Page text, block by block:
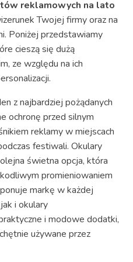
reklamowych na lato
Twojej firmy oraz na
Poniżej przedstawiamy
cieszą się dużą
ze względu na ich
z najbardziej pożądanych
ochronę przed silnym
reklamy w miejscach
festiwali. Okulary
świetna opcja, która
promieniowaniem
markę w każdej
i okulary
i modowe dodatki,
używane przez